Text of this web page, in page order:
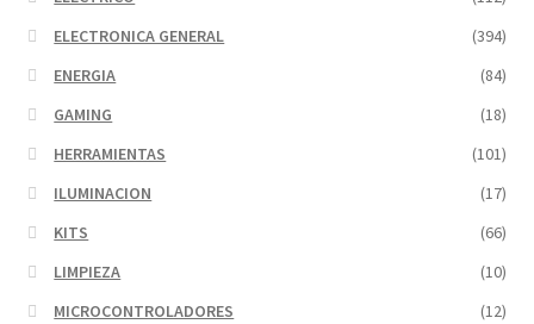
ELECTRONICA GENERAL
(394)
ENERGIA
(84)
GAMING
(18)
HERRAMIENTAS
(101)
ILUMINACION
(17)
KITS
(66)
LIMPIEZA
(10)
MICROCONTROLADORES
(12)